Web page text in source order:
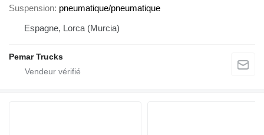
Suspension pneumatique/pneumatique
Espagne, Lorca (Murcia)
Pemar Trucks